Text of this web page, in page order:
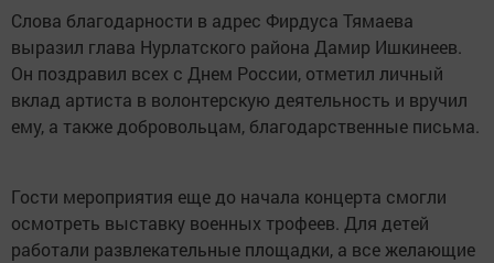
Слова благодарности в адрес Фирдуса Тямаева
выразил глава Нурлатского района Дамир Ишкинеев.
Он поздравил всех с Днем России, отметил личный
вклад артиста в волонтерскую деятельность и вручил
ему, а также добровольцам, благодарственные письма.
Гости мероприятия еще до начала концерта смогли
осмотреть выставку военных трофеев. Для детей
работали развлекательные площадки, а все желающие